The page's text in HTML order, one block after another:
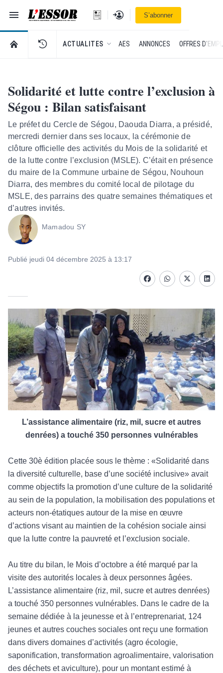
Navigation
L'Essor - retour à la une
Se connecterS’abonner
RETOUR À LA PAGE D’ACCUEIL DE L'ESSOR
ACTUALITES AES ANNONCES OFFRES
Solidarité et lutte contre l’exclusion à
Ségou : Bilan satisfaisant
Le préfet du Cercle de Ségou, Daouda Diarra, a présidé,
mercredi dernier dans ses locaux, la cérémonie de
clôture officielle des activités du Mois de la solidarité et
de la lutte contre l’exclusion (MSLE). C’était en présence
du maire de la Commune urbaine de Ségou, Nouhoun
Diarra, des membres du comité local de pilotage du
MSLE, des parrains des quatre semaines thématiques et
d’autres invités.
Mamadou SY
Publié jeudi 04 décembre 2025 à 13:17
FacebookwhatsappTwitter
L’assistance alimentaire (riz, mil, sucre et autres
denrées) a touché 350 personnes vulnérables
Cette 30è édition placée sous le thème : «Solidarité dans
la diversité culturelle, base d’une société inclusive» avait
comme objectifs la promotion d’une culture de la solidarité
au sein de la population, la mobilisation des populations et
acteurs non-étatiques autour de la mise en œuvre
d’actions visant au maintien de la cohésion sociale ainsi
que la lutte contre la pauvreté et l’exclusion sociale.
Au titre du bilan, le Mois d’octobre a été marqué par la
visite des autorités locales à deux personnes âgées.
L’assistance alimentaire (riz, mil, sucre et autres denrées)
a touché 350 personnes vulnérables. Dans le cadre de la
semaine dédiée à la jeunesse et à l’entreprenariat, 124
jeunes et autres couches sociales ont reçu une formation
dans divers domaines d’activités (agro écologie,
saponification, transformation agroalimentaire, valorisation
des déchets et aviculture), pour un montant estimé à